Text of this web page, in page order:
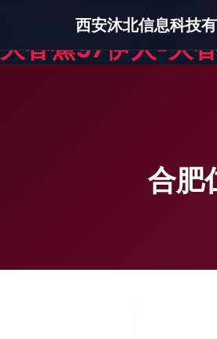
大香蕉91久久-
大香蕉97伊人-大
西安沐北信息科技
合肥